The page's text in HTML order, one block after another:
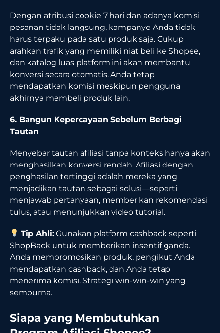
Dengan atribusi cookie 7 hari dan adanya komisi
pesanan tidak langsung, kampanye Anda tidak
harus terpaku pada satu produk saja. Cukup
arahkan trafik yang memiliki niat beli ke Shopee,
dan katalog luas platform ini akan membantu
konversi secara otomatis. Anda tetap
mendapatkan komisi meskipun pengguna
akhirnya membeli produk lain.
6. Bangun Kepercayaan Sebelum Berbagi
Tautan
Menyebar tautan afiliasi tanpa konteks hanya akan
menghasilkan konversi rendah. Afiliasi dengan
penghasilan tertinggi adalah mereka yang
menjadikan tautan sebagai solusi—seperti
menjawab pertanyaan, memberikan rekomendasi
tulus, atau menunjukkan video tutorial.
Tip Ahli: Gunakan platform cashback seperti
ShopBack untuk memberikan insentif ganda.
Anda mempromosikan produk, pengikut Anda
mendapatkan cashback, dan Anda tetap
menerima komisi. Strategi win-win-win yang
sempurna.
Siapa yang Membutuhkan